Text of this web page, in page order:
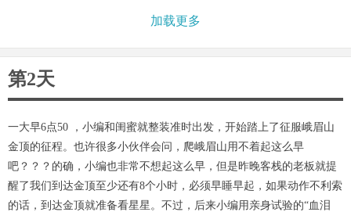
加载更多
第2天
一大早6点50 ，小编和闺蜜就整装准时出发，开始踏上了征服峨眉山
金顶的征程。也许很多小伙伴会问，爬峨眉山用不着起这么早
吧？？？的确，小编也非常不想起这么早，但是昨晚客栈的老板就提
醒了我们到达金顶至少还有8个小时，必须早睡早起，如果动作不利索
的话，到达金顶就准备看星星。不过，后来小编用亲身试验的“血泪